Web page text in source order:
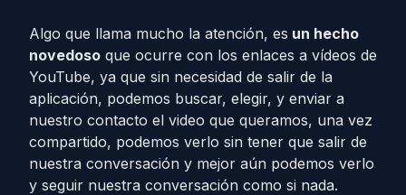
Algo que llama mucho la atención, es un hecho
novedoso que ocurre con los enlaces a vídeos de
YouTube, ya que sin necesidad de salir de la
aplicación, podemos buscar, elegir, y enviar a
nuestro contacto el video que queramos, una vez
compartido, podemos verlo sin tener que salir de
nuestra conversación y mejor aún podemos verlo
y seguir nuestra conversación como si nada.